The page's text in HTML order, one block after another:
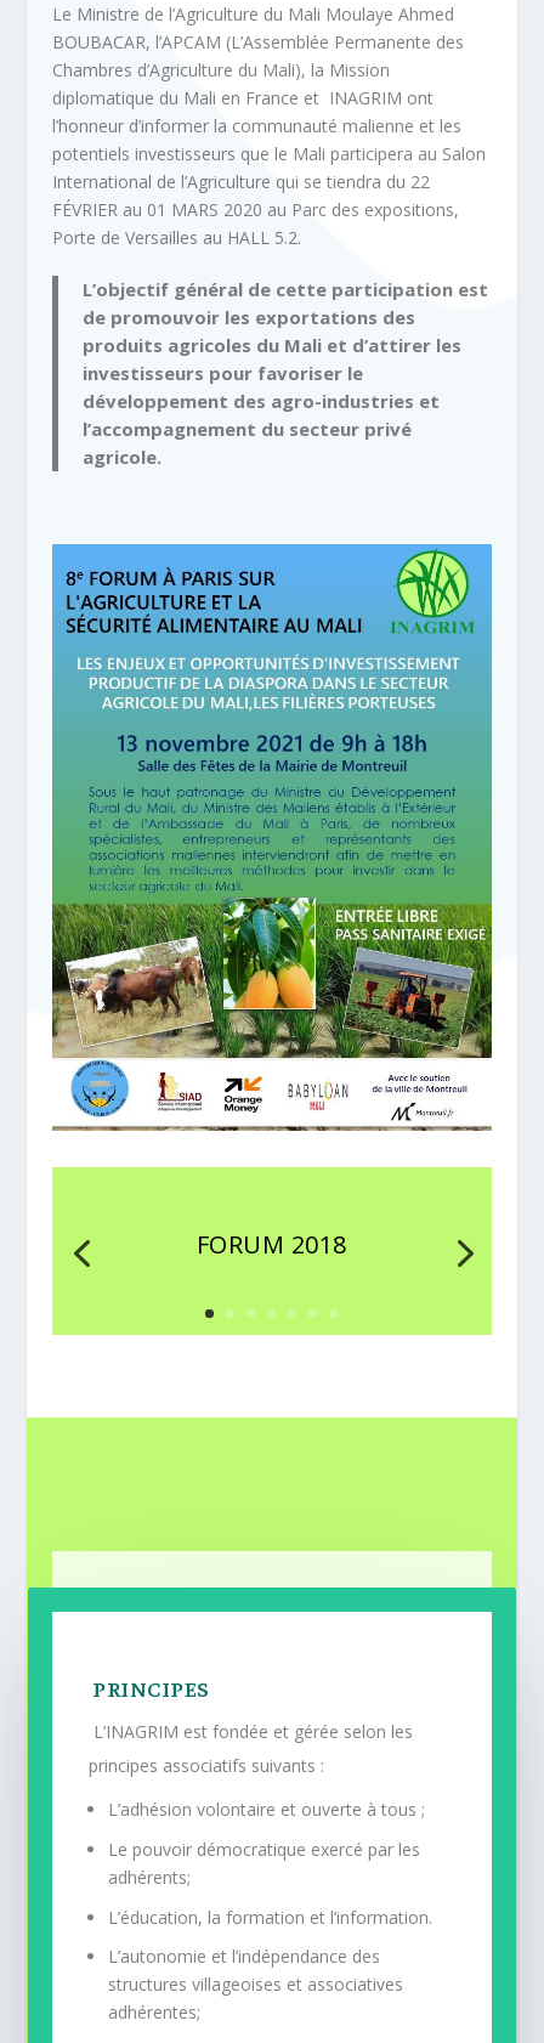
Le Ministre de l’Agriculture du Mali Moulaye Ahmed
BOUBACAR, l’APCAM (L’Assemblée Permanente des
Chambres d’Agriculture du Mali), la Mission
diplomatique du Mali en France et INAGRIM ont
l’honneur d’informer la communauté malienne et les
potentiels investisseurs que le Mali participera au Salon
International de l’Agriculture qui se tiendra du 22
FÉVRIER au 01 MARS 2020 au Parc des expositions,
Porte de Versailles au HALL 5.2.
L’objectif général de cette participation est
de promouvoir les exportations des
produits agricoles du Mali et d’attirer les
investisseurs pour favoriser le
développement des agro-industries et
l’accompagnement du secteur privé
agricole.
FORUM 2018
PRINCIPES
L’INAGRIM est fondée et gérée selon les
principes associatifs suivants :
L’adhésion volontaire et ouverte à tous ;
Le pouvoir démocratique exercé par les
adhérents;
L’éducation, la formation et l’information.
L’autonomie et l’indépendance des
structures villageoises et associatives
adhérentes;